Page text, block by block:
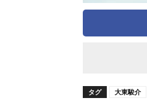
タグ 大東駿介